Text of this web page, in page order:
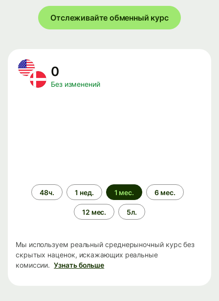
Отслеживайте обменный курс
0
Без изменений
Период
времени
48ч. 1 нед. 1 мес. 6 мес.
12 мес. 5л.
Мы используем реальный среднерыночный курс без
скрытых наценок, искажающих реальные
комиссии. Узнать больше